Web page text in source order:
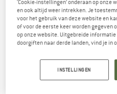
‘Cookie-instellingen’ onderaan op
en ook altijd weer intrekken. Je
voor het gebruik van deze website en
of voor de eerste keer worden gegeven
op onze website. Uitgebreide
doorgiften naar derde landen, vind je in
INSTELLINGEN